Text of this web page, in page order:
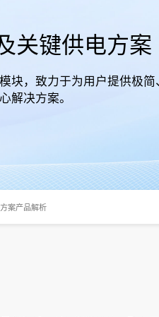
关键供电方案
块，致力于为用户提供极简
解决方案。
案产品解析